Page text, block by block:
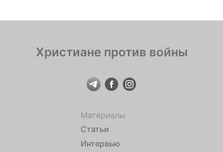
Христиане против войны
Материалы
Статьи
Интервью